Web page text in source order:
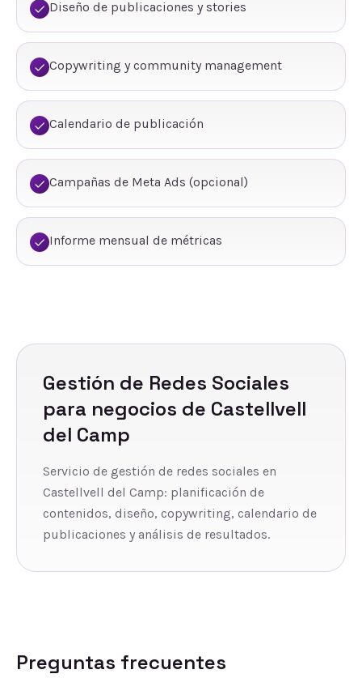
Diseño de publicaciones y stories
Copywriting y community management
Calendario de publicación
Campañas de Meta Ads (opcional)
Informe mensual de métricas
Gestión de Redes Sociales
para negocios de Castellvell
del Camp
Servicio de gestión de redes sociales en
Castellvell del Camp: planificación de
contenidos, diseño, copywriting, calendario de
publicaciones y análisis de resultados.
Preguntas frecuentes